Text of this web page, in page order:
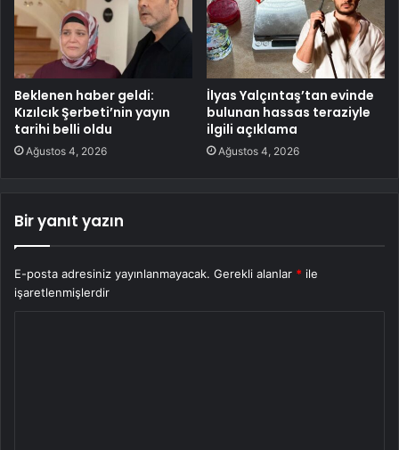
Beklenen haber geldi:
Kızılcık Şerbeti’nin yayın
tarihi belli oldu
Ağustos 4, 2026
İlyas Yalçıntaş’tan evinde
bulunan hassas teraziyle
ilgili açıklama
Ağustos 4, 2026
Bir yanıt yazın
E-posta adresiniz yayınlanmayacak. Gerekli alanlar * ile
işaretlenmişlerdir